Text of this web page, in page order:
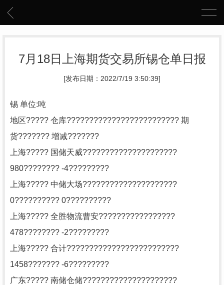
7月18日上海期货交易所锡仓单日报
[发布日期：2022/7/19 3:50:39]
锡 单位:吨
地区????? 仓库????????????????????????? 期
货??????? 增减???????
上海????? 国储天威?????????????????????
980???????? -4?????????
上海????? 中储大场?????????????????????
0?????????? 0??????????
上海????? 全胜物流曹安?????????????????
478???????? -2?????????
上海????? 合计?????????????????????????
1458??????? -6?????????
广东????? 南储仓储?????????????????????